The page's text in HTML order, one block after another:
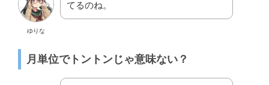
ゆりな
てるのね。
月単位でトントンじゃ意味ない？